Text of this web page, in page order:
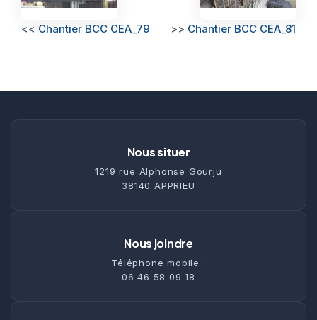
<< Chantier BCC CEA_79 >> Chantier BCC CEA_81
Nous situer
1219 rue Alphonse Gourju
38140 APPRIEU
Nous joindre
Téléphone mobile :
06 46 58 09 18